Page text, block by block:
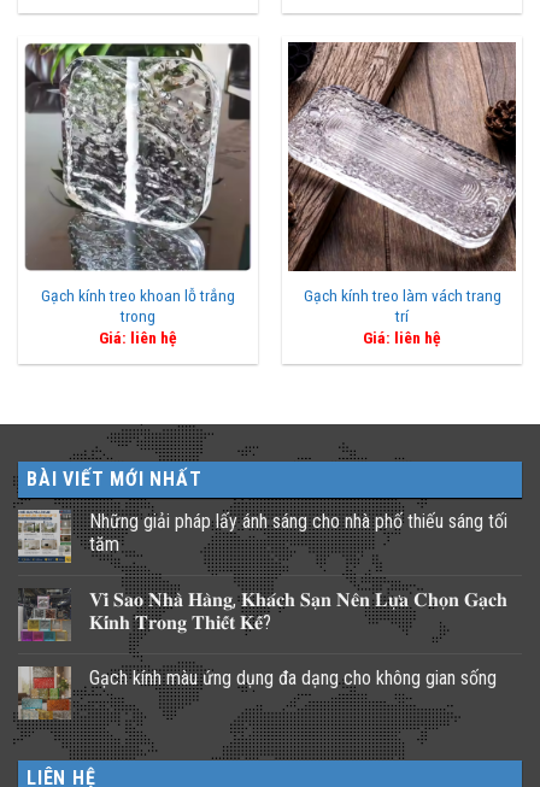
Gạch kính treo khoan lỗ trắng
trong
Giá: liên hệ
Gạch kính treo làm vách trang
trí
Giá: liên hệ
BÀI VIẾT MỚI NHẤT
Những giải pháp lấy ánh sáng cho nhà phố thiếu sáng tối
tăm
Không
bình
luận
ở
pháp
lấy
ánh
sáng
cho
nhà
phố
𝐕𝐢̀ 𝐒𝐚𝐨 𝐍𝐡𝐚̀ 𝐇𝐚̀𝐧𝐠, 𝐊𝐡𝐚́𝐜𝐡 𝐒𝐚̣𝐧 𝐍𝐞̂𝐧 𝐋𝐮̛̣𝐚 𝐂𝐡𝐨̣𝐧 𝐆𝐚̣𝐜𝐡
𝐊𝐢́𝐧𝐡 𝐓𝐫𝐨𝐧𝐠 𝐓𝐡𝐢𝐞̂́𝐭 𝐊𝐞̂́?
bình
luận
ở
𝐕𝐢̀
𝐒𝐚𝐨
𝐍𝐡𝐚̀
𝐇𝐚̀𝐧𝐠,
Gạch kính màu ứng dụng đa dạng cho không gian sống
Không
có
bình
luận
ở
Gạch
LIÊN HỆ